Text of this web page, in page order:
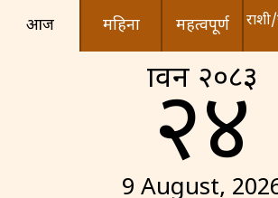
आज महिना महत्वपूर्ण
श्रावन २०८३
२४
9 August,